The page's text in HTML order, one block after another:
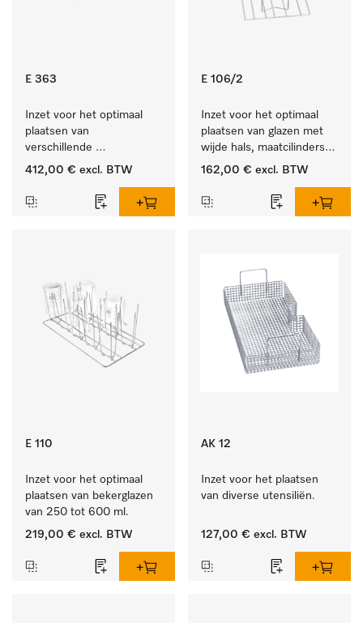
E 363
Inzet voor het optimaal
plaatsen van
verschillende
instrumenten.
412,00 € excl. BTW
E 106/2
Inzet voor het optimaal
plaatsen van glazen met
wijde hals, maatcilinders
enz.
162,00 € excl. BTW
E 110
Inzet voor het optimaal
plaatsen van bekerglazen
van 250 tot 600 ml.
219,00 € excl. BTW
AK 12
Inzet voor het plaatsen
van diverse utensiliën.
127,00 € excl. BTW